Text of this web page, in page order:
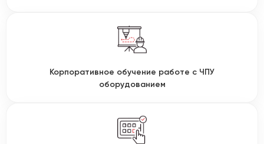
Корпоративное обучение работе с ЧПУ
оборудованием